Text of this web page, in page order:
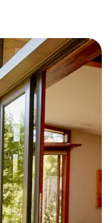
door te tikken of swipen.